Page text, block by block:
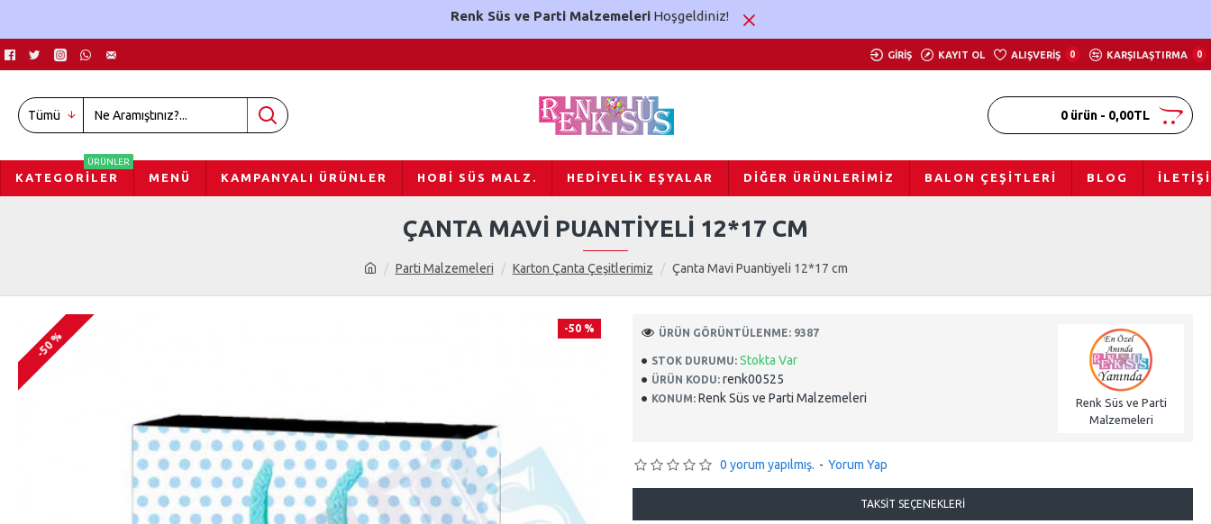
Renk Süs ve Parti MalzemeleriHoşgeldiniz!
GIRIŞ KAYIT OL ALIŞVERIŞ 0 KARŞILAŞTIRMA 0
Tümü 0 ürün - 0,00TL
KATEGORILER
ÜRÜNLER
MENÜ KAMPANYALI ÜRÜNLER HOBI SÜS MALZ. HEDIYELIK EŞYALAR DIĞER ÜRÜNLERIMIZ BALON ÇEŞITLERI BLOG
Parti Malzemeleri Karton Çanta Çeşitlerimiz Çanta Mavi Puantiyeli 12*17 cm
ÇANTA MAVI PUANTIYELI 12*17 CM
-50 %
-50 %
-50 %
STOK DURUMU: Stokta Var
ÜRÜN KODU: renk00525
KONUM: Renk Süs ve Parti Malzemeleri
Renk Süs ve Parti
Malzemeleri
ÜRÜN GÖRÜNTÜLENME: 9387
0 yorum yapılmış. - Yorum Yap
TAKSIT SEÇENEKLERI